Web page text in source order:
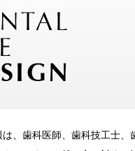
、歯科医師、歯科技工士、